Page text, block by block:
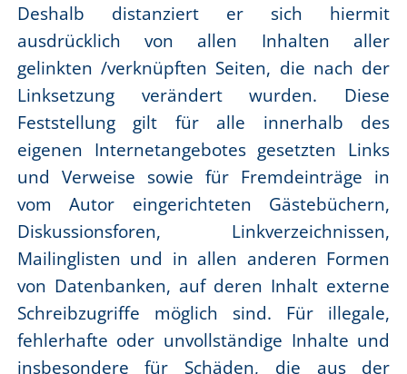
Deshalb distanziert er sich hiermit
ausdrücklich von allen Inhalten aller
gelinkten /verknüpften Seiten, die nach der
Linksetzung verändert wurden. Diese
Feststellung gilt für alle innerhalb des
eigenen Internetangebotes gesetzten Links
und Verweise sowie für Fremdeinträge in
vom Autor eingerichteten Gästebüchern,
Diskussionsforen, Linkverzeichnissen,
Mailinglisten und in allen anderen Formen
von Datenbanken, auf deren Inhalt externe
Schreibzugriffe möglich sind. Für illegale,
fehlerhafte oder unvollständige Inhalte und
insbesondere für Schäden, die aus der